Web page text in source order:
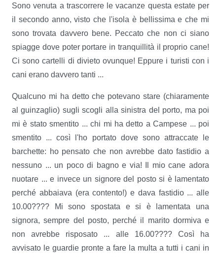
Sono venuta a trascorrere le vacanze questa estate per
il secondo anno, visto che l'isola è bellissima e che mi
sono trovata davvero bene. Peccato che non ci siano
spiagge dove poter portare in tranquillità il proprio cane!
Ci sono cartelli di divieto ovunque! Eppure i turisti con i
cani erano davvero tanti ...
Qualcuno mi ha detto che potevano stare (chiaramente
al guinzaglio) sugli scogli alla sinistra del porto, ma poi
mi è stato smentito ... chi mi ha detto a Campese ... poi
smentito ... così l'ho portato dove sono attraccate le
barchette: ho pensato che non avrebbe dato fastidio a
nessuno ... un poco di bagno e via! Il mio cane adora
nuotare ... e invece un signore del posto si è lamentato
perché abbaiava (era contento!) e dava fastidio ... alle
10.00???? Mi sono spostata e si è lamentata una
signora, sempre del posto, perché il marito dormiva e
non avrebbe risposato ... alle 16.00???? Così ha
avvisato le guardie pronte a fare la multa a tutti i cani in